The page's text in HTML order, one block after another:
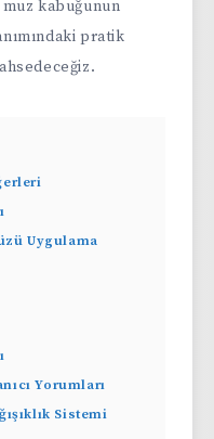
muz kabuğunun
pratik
Uygulama
Yorumları
Sistemi